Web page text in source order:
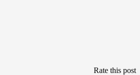
Rate this post